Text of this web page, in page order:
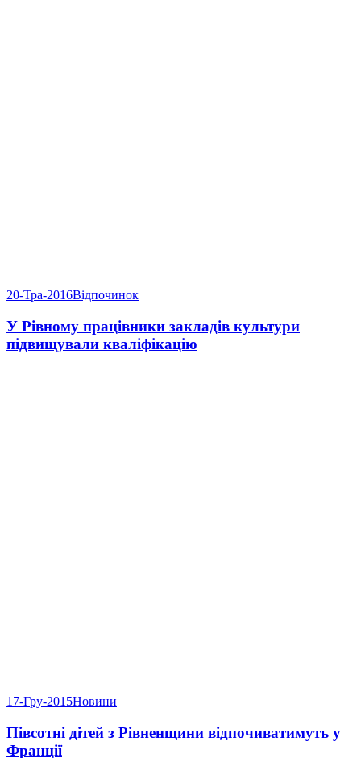
20-Тра-2016Відпочинок
У Рівному працівники закладів культури
підвищували кваліфікацію
17-Гру-2015Новини
Півсотні дітей з Рівненщини відпочиватимуть у
Франції